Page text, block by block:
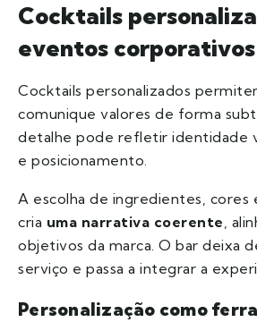
Cocktails
eventos corporativos
Cocktails personalizados
comunique valores de forma
detalhe pode refletir identidade
e posicionamento.
A escolha de ingredientes, cores
cria uma narrativa coerente,
objetivos da marca. O bar deixa
serviço e passa a integrar a
Personalização como